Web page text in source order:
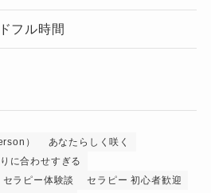
フル時間
）
あなたらしく咲く
に合わせすぎる
セラピー体験談 セラピー 初心者歓迎